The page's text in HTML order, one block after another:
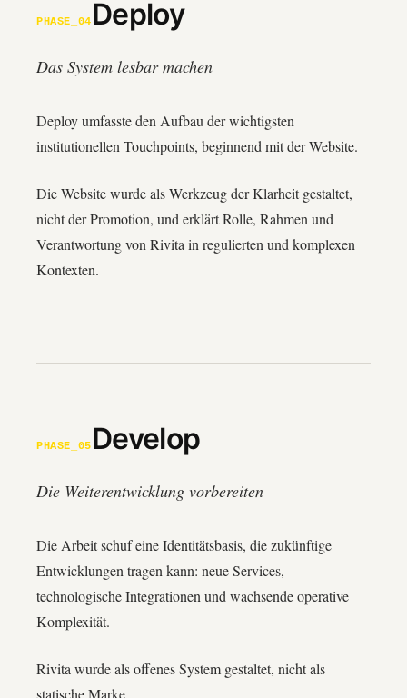
PHASE_04 Deploy
Das System lesbar machen
Deploy umfasste den Aufbau der wichtigsten
institutionellen Touchpoints, beginnend mit der Website.
Die Website wurde als Werkzeug der Klarheit gestaltet,
nicht der Promotion, und erklärt Rolle, Rahmen und
Verantwortung von Rivita in regulierten und komplexen
Kontexten.
PHASE_05 Develop
Die Weiterentwicklung vorbereiten
Die Arbeit schuf eine Identitätsbasis, die zukünftige
Entwicklungen tragen kann: neue Services,
technologische Integrationen und wachsende operative
Komplexität.
Rivita wurde als offenes System gestaltet, nicht als
statische Marke.